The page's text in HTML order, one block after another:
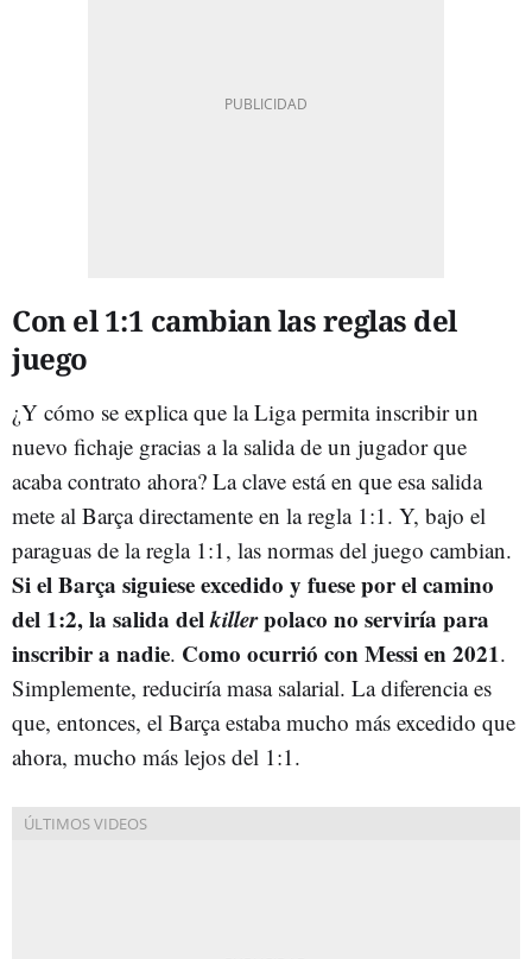
Con el 1:1 cambian las reglas del
juego
¿Y cómo se explica que la Liga permita inscribir un
nuevo fichaje gracias a la salida de un jugador que
acaba contrato ahora? La clave está en que esa salida
mete al Barça directamente en la regla 1:1. Y, bajo el
paraguas de la regla 1:1, las normas del juego cambian.
Si el Barça siguiese excedido y fuese por el camino
del 1:2, la salida delkillerpolaco no serviría para
inscribir a nadie. Como ocurrió con Messi en 2021.
Simplemente, reduciría masa salarial. La diferencia es
que, entonces, el Barça estaba mucho más excedido que
ahora, mucho más lejos del 1:1.